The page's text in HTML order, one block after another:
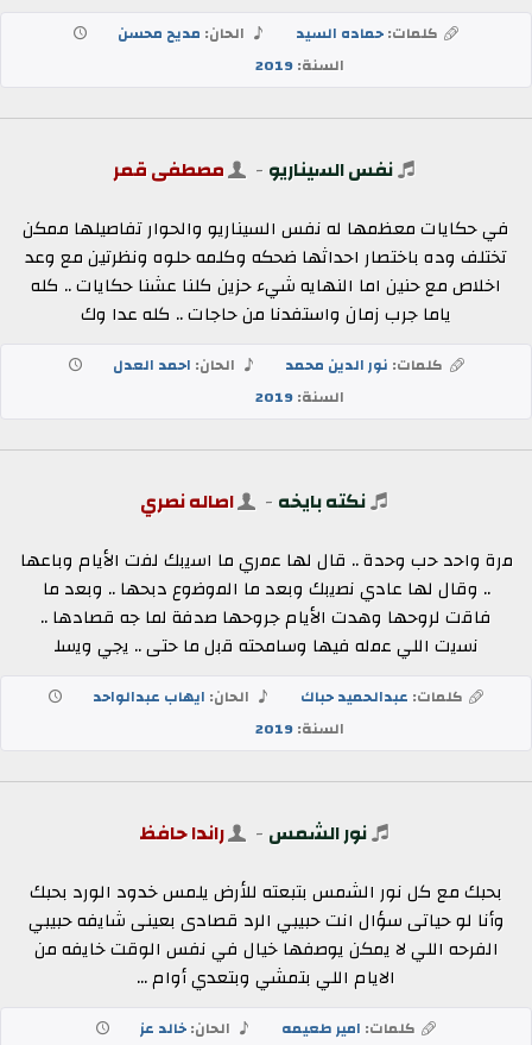
كلمات:حماده السيد الحان: مديح محسن
السنة:2019
نفس السيناريو - مصطفى قمر
في حكايات معظمها له نفس السيناريو والحوار تفاصيلها ممكن
تختلف وده باختصار احداثها ضحكه وكلمه حلوه ونظرتين مع وعد
اخلاص مع حنين اما النهايه شيء حزين كلنا عشنا حكايات .. كله
ياما جرب زمان واستفدنا من حاجات .. كله عدا وك
كلمات: نور الدين محمد الحان: احمد العدل
السنة:2019
نكته بايخه - اصاله نصري
ﻣرة واﺣد ﺣب وﺣدة .. قال لها ﻋﻣري ﻣﺎ اﺳﯾﺑك ﻟﻔت اﻷﯾﺎم وباعها
.. وقال لها عادي ﻧﺻﯾﺑك وﺑﻌد ﻣﺎ اﻟﻣوﺿوع دبحها .. وﺑﻌد ﻣﺎ
ﻓﺎﻗت لروحها وهدت اﻷﯾﺎم جروحها ﺻدﻓﺔ ﻟﻣﺎ جه قصادها ..
ﻧﺳﯾت اﻟﻠﻲ ﻋﻣله فيها وسامحته ﻗﺑل ﻣﺎ حتى .. ﯾﺟﻲ وﯾﺳﻠ
كلمات: عبدالحميد حباك الحان: ايهاب عبدالواحد
السنة:2019
نور الشمس - راندا حافظ
بحبك مع كل نور الشمس بتبعته للأرض يلمس خدود الورد بحبك
وأنا لو حياتى سؤال انت حبيبي الرد قصادى بعينى شايفه حبيبي
الفرحه اللي لا يمكن يوصفها خيال في نفس الوقت خايفه من
الايام اللي بتمشي وبتعدي أوام ...
كلمات: امير طعيمه الحان:خالد عز